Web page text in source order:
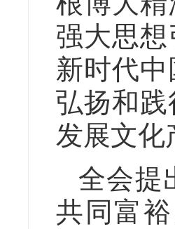
强大思
新时代
弘扬和
发展文化
全会提
共同富